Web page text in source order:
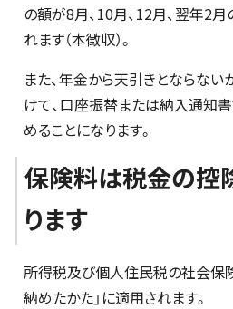
の額が8月、10月、12月、翌年2
れます（本徴収）。
また、年金から天引きとならな
けて、口座振替または納入通知
めることになります。
保険料は税金の控
ります
所得税及び個人住民税の社会保
納めたかた」に適用されます。